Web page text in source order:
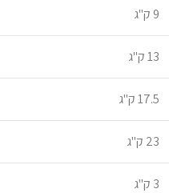
9 ק"ג
13 ק"ג
17.5 ק"ג
23 ק"ג
3 ק"ג